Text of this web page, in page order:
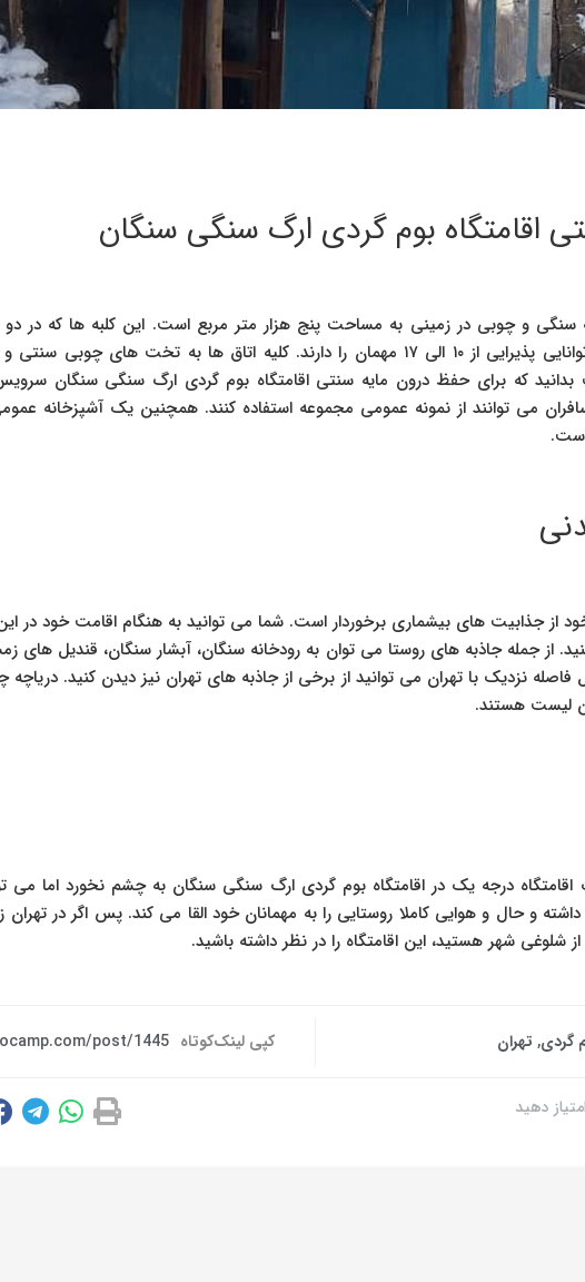
اقامتگاه بوم گردی ارگ سنگی سنگان
سنگی و چوبی در زمینی به مساحت پنج هزار متر مربع است. این کلبه ها که در
واقع شده اند، درمجموع توانایی پذیرایی از ۱۰ الی ۱۷ مهمان را دارند. کلیه اتاق ها به
که برای حفظ درون مایه سنتی اقامتگاه بوم گردی ارگ سنگی سنگان
می توانند از نمونه عمومی مجموعه استفاده کنند. همچنین یک آشپزخانه
از جذابیت های بیشماری برخوردار است. شما می توانید به هنگام اقامت خود در
از جمله جاذبه های روستا می توان به رودخانه سنگان، آبشار سنگان، قندیل های
فاصله نزدیک با تهران می توانید از برخی از جاذبه های تهران نیز دیدن کنید.
لیست هستند.
درجه یک در اقامتگاه بوم گردی ارگ سنگی سنگان به چشم نخورد اما می
و حال و هوایی کاملا روستایی را به مهمانان خود القا می کند. پس اگر در
شلوغی شهر هستید، این اقامتگاه را در نظر داشته باشید.
گردی, تهران کپی لینک‌کوتاه post/1445
امتیاز دهید